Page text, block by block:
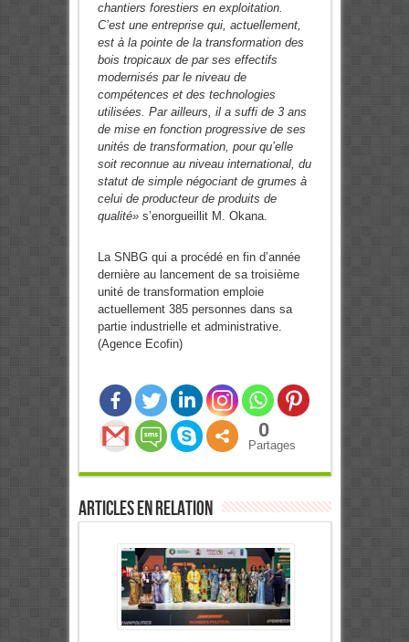
chantiers forestiers en exploitation.
C’est une entreprise qui, actuellement,
est à la pointe de la transformation des
bois tropicaux de par ses effectifs
modernisés par le niveau de
compétences et des technologies
utilisées. Par ailleurs, il a suffi de 3 ans
de mise en fonction progressive de ses
unités de transformation, pour qu’elle
soit reconnue au niveau international, du
statut de simple négociant de grumes à
celui de producteur de produits de
qualité»s’enorgueillit M. Okana.
La SNBG qui a procédé en fin d’année
dernière au lancement de sa troisième
unité de transformation emploie
actuellement 385 personnes dans sa
partie industrielle et administrative.
(Agence Ecofin)
0
Partages
Articles en relation